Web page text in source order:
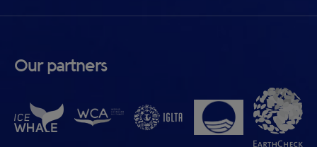
Our partners